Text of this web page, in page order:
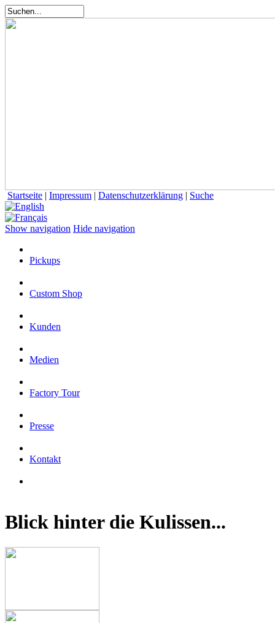
Startseite | Impressum | Datenschutzerklärung | Suche
Show navigation Hide navigation
Pickups
Custom Shop
Kunden
Medien
Factory Tour
Presse
Kontakt
Blick hinter die Kulissen...